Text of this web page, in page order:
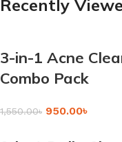
Recently
3-in-1 Acne
Combo Pack
1,550.00৳ 950.00৳